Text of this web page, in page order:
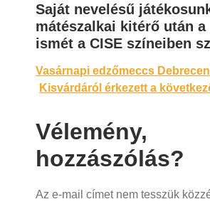
Saját nevelésű
mátészalkai kitérő után a
ismét a CISE színeiben
Bejegyzés
Vasárnapi edzőmeccs
Kisvárdáról érkezett a
Vélemény,
hozzászólás?
Az e-mail címet nem tesszük